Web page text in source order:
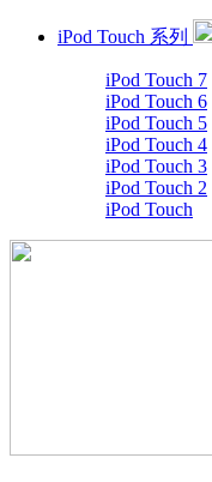
iPod Touch 系列
iPod Touch 7
iPod Touch 6
iPod Touch 5
iPod Touch 4
iPod Touch 3
iPod Touch 2
iPod Touch